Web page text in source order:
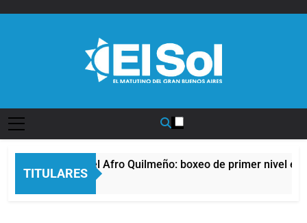
TITULARES
La noche del Afro Quilmeño: boxeo de primer nivel en
9 Horas Atrás